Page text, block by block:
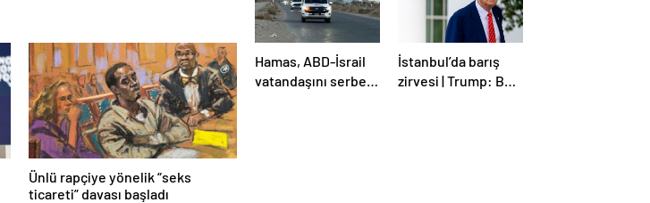
Ünlü rapçiye yönelik “seks
ticareti” davası başladı
Hamas, ABD-İsrail
vatandaşını serbest
İstanbul’da barış
zirvesi | Trump: Ben